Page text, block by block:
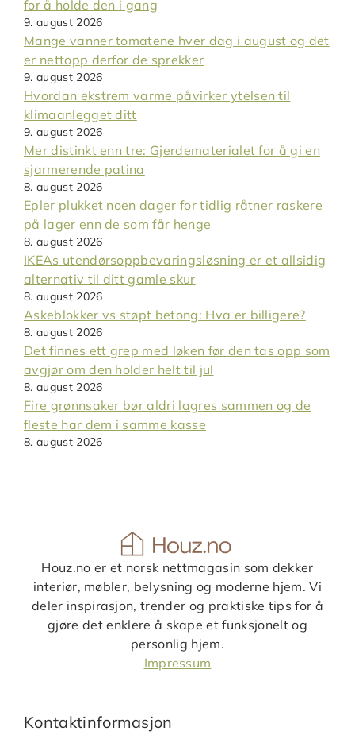
for å holde den i gang
9. august 2026
Mange vanner tomatene hver dag i august og det
er nettopp derfor de sprekker
9. august 2026
Hvordan ekstrem varme påvirker ytelsen til
klimaanlegget ditt
9. august 2026
Mer distinkt enn tre: Gjerdematerialet for å gi en
sjarmerende patina
8. august 2026
Epler plukket noen dager for tidlig råtner raskere
på lager enn de som får henge
8. august 2026
IKEAs utendørsoppbevaringsløsning er et allsidig
alternativ til ditt gamle skur
8. august 2026
Askeblokker vs støpt betong: Hva er billigere?
8. august 2026
Det finnes ett grep med løken før den tas opp som
avgjør om den holder helt til jul
8. august 2026
Fire grønnsaker bør aldri lagres sammen og de
fleste har dem i samme kasse
8. august 2026
Houz.no er et norsk nettmagasin som dekker
interiør, møbler, belysning og moderne hjem. Vi
deler inspirasjon, trender og praktiske tips for å
gjøre det enklere å skape et funksjonelt og
personlig hjem.
Impressum
Kontaktinformasjon